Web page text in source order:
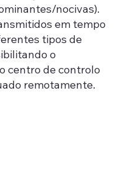
nocivas).
em tempo
tipos de
o
centro de controlo
remotamente.